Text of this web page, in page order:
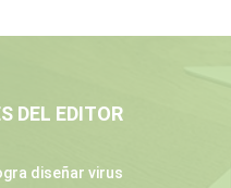
DEL EDITOR
diseñar virus